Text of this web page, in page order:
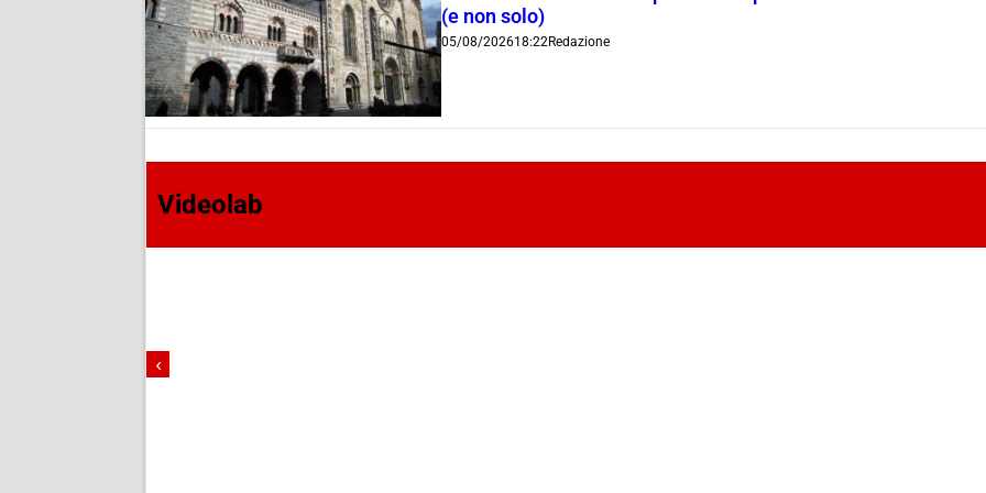
(e non solo)
05/08/202618:22Redazione
Videolab
‹